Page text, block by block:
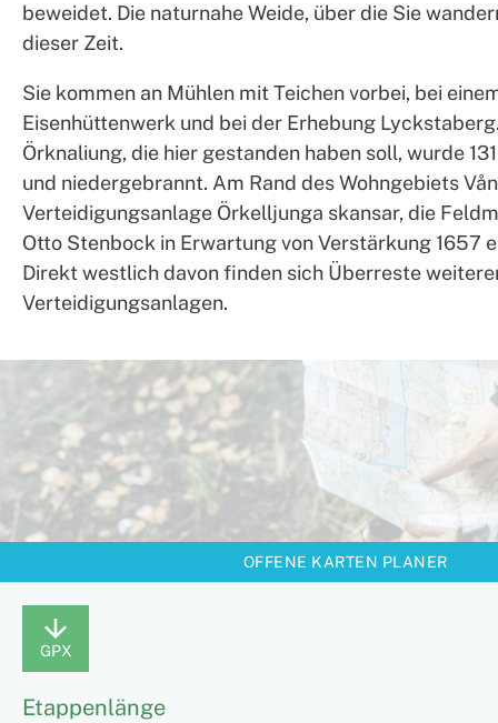
beweidet. Die naturnahe Weide, über die Sie
dieser Zeit.
Sie kommen an Mühlen mit Teichen vorbei, bei
Eisenhüttenwerk und bei der Erhebung
Örknaliung, die hier gestanden haben soll, wurde
und niedergebrannt. Am Rand des Wohngebiets
Verteidigungsanlage Örkelljunga skansar, die
Otto Stenbock in Erwartung von Verstärkung 1657
Direkt westlich davon finden sich Überreste
Verteidigungsanlagen.
OFFENE KARTEN PLANER
GPX
Etappenlänge